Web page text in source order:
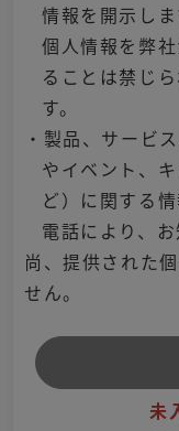
情報を開示し
個人情報を弊
ることは禁じ
す。
・製品、サービ
やイベント、
ど）に関する
電話により、
尚、提供された
せん。
未